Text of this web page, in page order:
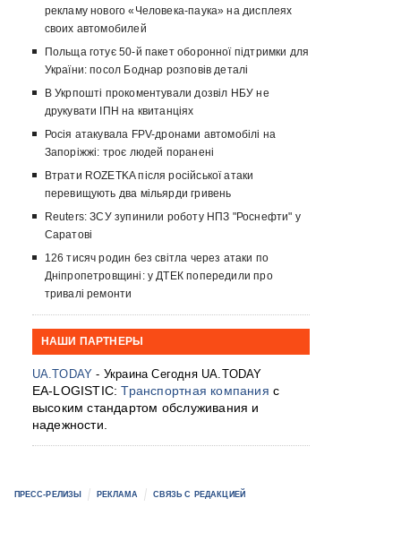
рекламу нового «Человека-паука» на дисплеях
своих автомобилей
Польща готує 50-й пакет оборонної підтримки для
України: посол Боднар розповів деталі
В Укрпошті прокоментували дозвіл НБУ не
друкувати ІПН на квитанціях
Росія атакувала FPV-дронами автомобілі на
Запоріжжі: троє людей поранені
Втрати ROZETKA після російської атаки
перевищують два мільярди гривень
Reuters: ЗСУ зупинили роботу НПЗ "Роснефти" у
Саратові
126 тисяч родин без світла через атаки по
Дніпропетровщині: у ДТЕК попередили про
тривалі ремонти
НАШИ ПАРТНЕРЫ
UA.TODAY - Украина Сегодня UA.TODAY
EA-LOGISTIC:Транспортная компания с
высоким стандартом обслуживания и
надежности.
ПРЕСС-РЕЛИЗЫ РЕКЛАМА СВЯЗЬ С РЕДАКЦИЕЙ